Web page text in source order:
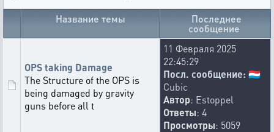
Название темы Последнее
сообщение
OPS taking Damage
The Structure of the OPS is
being damaged by gravity
guns before all t
11 Февраля 2025
22:45:29
Посл. сообщение: 🇱🇺
Cubic
Автор: Estoppel
Ответы: 4
Просмотры: 5059